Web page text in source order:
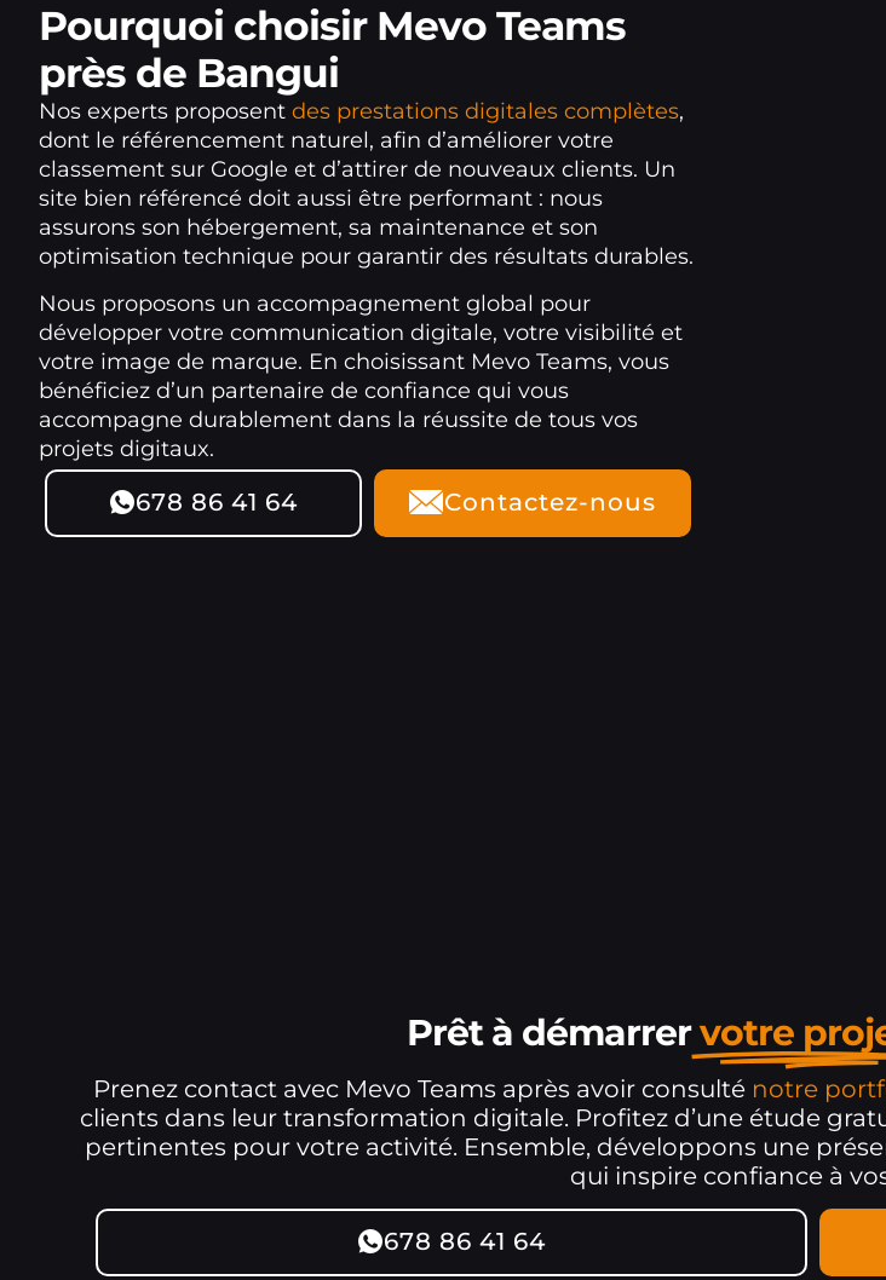
Pourquoi choisir Mevo Teams
près de Bangui
Nos experts proposent des prestations digitales complètes,
dont le référencement naturel, afin d’améliorer votre
classement sur Google et d’attirer de nouveaux clients. Un
site bien référencé doit aussi être performant : nous
assurons son hébergement, sa maintenance et son
optimisation technique pour garantir des résultats durables.
Nous proposons un accompagnement global pour
développer votre communication digitale, votre visibilité et
votre image de marque. En choisissant Mevo Teams, vous
bénéficiez d’un partenaire de confiance qui vous
accompagne durablement dans la réussite de tous vos
projets digitaux.
678 86 41 64 Contactez-nous
Prêt à démarrervotre
Prenez contact avec Mevo Teams après avoir consulté notre
clients dans leur transformation digitale. Profitez d’une étude
pertinentes pour votre activité. Ensemble, développons une
qui inspire confiance à
678 86 41 64